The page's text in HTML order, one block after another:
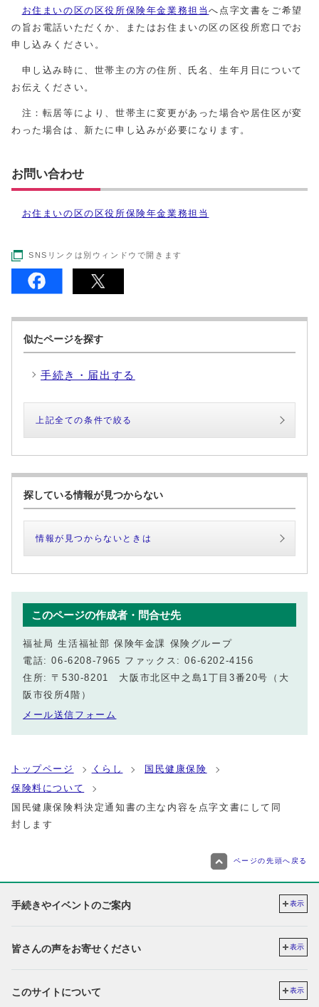
お住まいの区の区役所保険年金業務担当へ点字文書をご希望
の旨お電話いただくか、またはお住まいの区の区役所窓口でお
申し込みください。
申し込み時に、世帯主の方の住所、氏名、生年月日について
お伝えください。
注：転居等により、世帯主に変更があった場合や居住区が変
わった場合は、新たに申し込みが必要になります。
お問い合わせ
お住まいの区の区役所保険年金業務担当
SNSリンクは別ウィンドウで開きます
似たページを探す
手続き・届出する
上記全ての条件で絞る
探している情報が見つからない
情報が見つからないときは
このページの作成者・問合せ先
福祉局 生活福祉部 保険年金課 保険グループ
電話: 06-6208-7965 ファックス: 06-6202-4156
住所: 〒530-8201 大阪市北区中之島1丁目3番20号（大
阪市役所4階）
メール送信フォーム
トップページ くらし
国民健康保険
保険料について
国民健康保険料決定通知書の主な内容を点字文書にして同
封します
ページの先頭へ戻る
手続きやイベントのご案内 表示
皆さんの声をお寄せください 表示
このサイトについて 表示